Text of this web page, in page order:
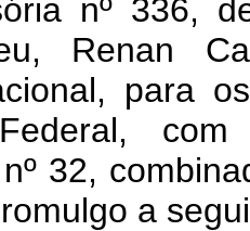
nº 336,
Renan
para
Federal,
32,
a